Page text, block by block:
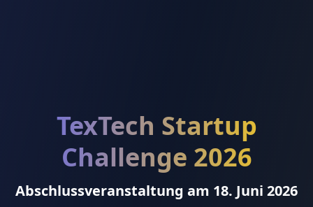
TexTech Startup
Challenge 2026
Abschlussveranstaltung am 18. Juni 2026